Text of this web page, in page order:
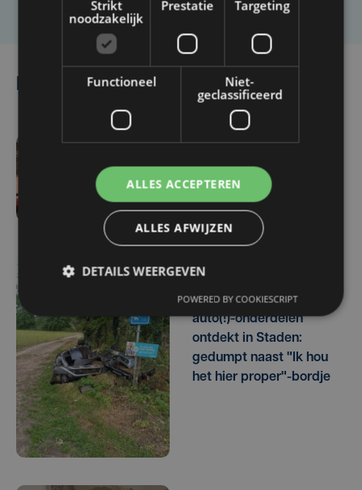
Lees ook
Zotte Maandag in Pittem:
carnaval in de zomer
Groot sluikstort met
auto(!)-onderdelen
ontdekt in Staden:
gedumpt naast "Ik hou
het hier proper"-bordje
Strikt
noodzakelijk
Prestatie Targeting
Functioneel
Niet-
geclassificeerd
ALLES ACCEPTEREN
ALLES AFWIJZEN
DETAILS WEERGEVEN
POWERED BY COOKIESCRIPT